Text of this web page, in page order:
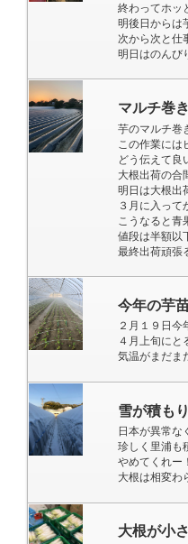
終わってホッ
明後日からは
次から次と仕
明日はのんびりでき
マルチ巻き
芋のマルチ巻
この作業にはピ
どう伝えて良
大根出荷の合間にして
明日は大根出
３月に入ってから
こうなると青果では
値段は半額以下にな
最終出荷頑張
今年の芋
４月上旬にと
気温がまだまだ低い
雪が積も
日本が異常な
珍しく里浦も積
やめてくれー！
大根は相変わ
大根が小